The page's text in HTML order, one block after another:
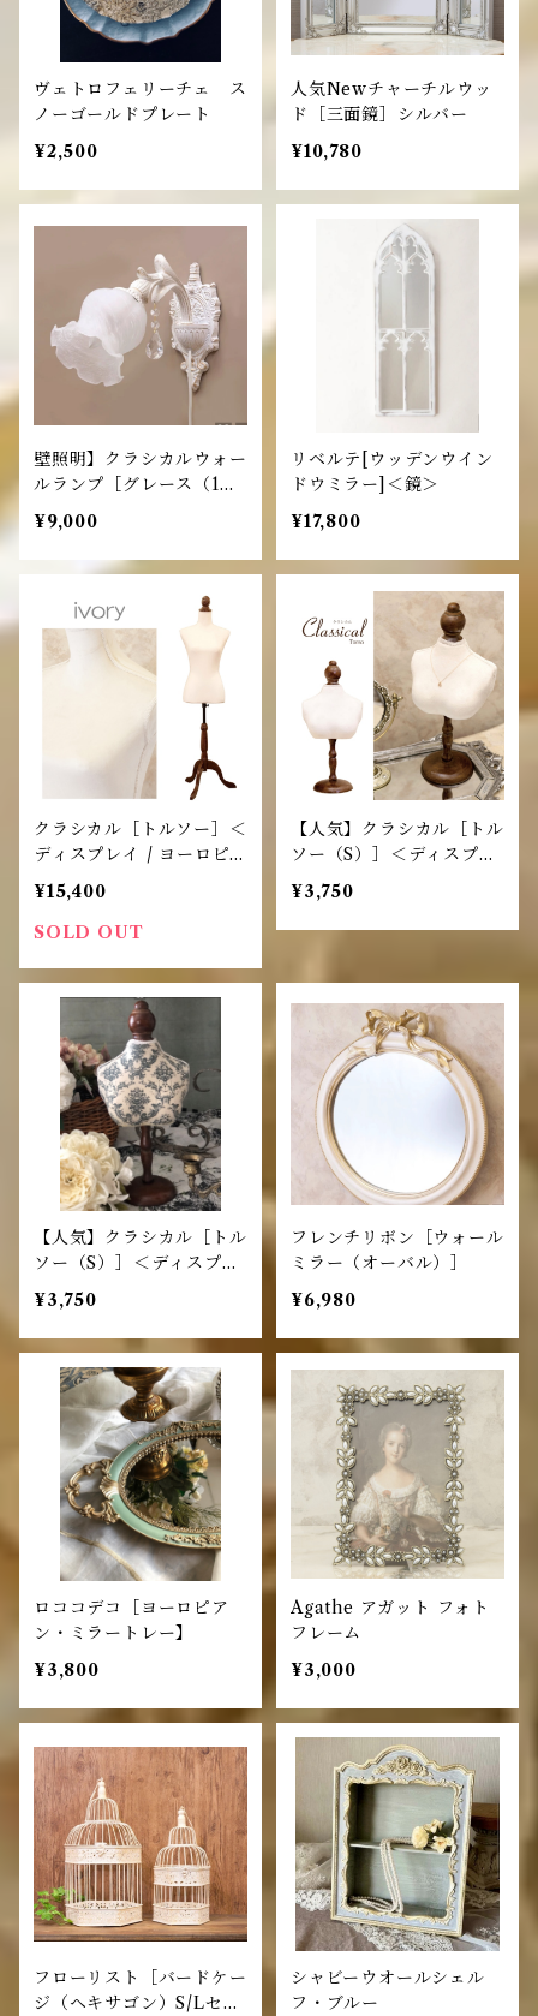
ヴェトロフェリーチェ ス
ノーゴールドプレート
¥2,500
人気Newチャーチルウッ
ド［三面鏡］シルバー
¥10,780
壁照明】クラシカルウォー
ルランプ［グレース（1
灯）］
¥9,000
リベルテ[ウッデンウイン
ドウミラー]＜鏡＞
¥17,800
クラシカル［トルソー］＜
ディスプレイ / ヨーロピ
アン＞
¥15,400
SOLD OUT
【人気】クラシカル［トル
ソー（S）］＜ディスプレ
イ / ヨーロピアン＞
¥3,750
【人気】クラシカル［トル
ソー（S）］＜ディスプレ
イ / ヨーロピアン＞
¥3,750
フレンチリボン［ウォール
ミラー（オーバル）］
¥6,980
ロココデコ［ヨーロピア
ン・ミラートレー】
¥3,800
Agathe アガット フォト
フレーム
¥3,000
フローリスト［バードケー
ジ（ヘキサゴン）S/Lセッ
シャビーウオールシェル
フ・ブルー